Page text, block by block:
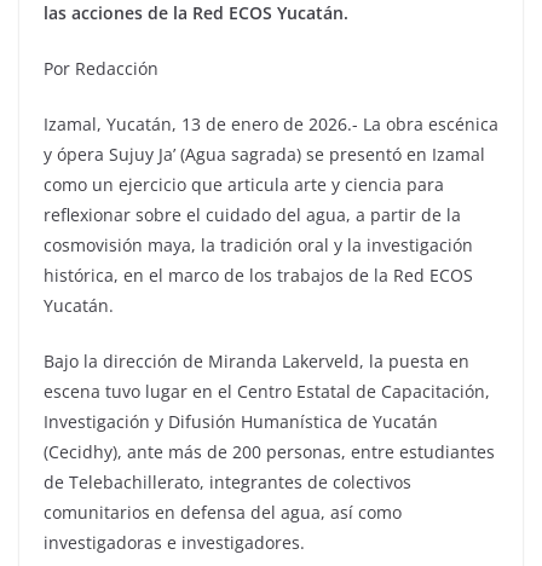
las acciones de la Red ECOS Yucatán.
Por Redacción
Izamal, Yucatán, 13 de enero de 2026.- La obra escénica
y ópera Sujuy Ja’ (Agua sagrada) se presentó en Izamal
como un ejercicio que articula arte y ciencia para
reflexionar sobre el cuidado del agua, a partir de la
cosmovisión maya, la tradición oral y la investigación
histórica, en el marco de los trabajos de la Red ECOS
Yucatán.
Bajo la dirección de Miranda Lakerveld, la puesta en
escena tuvo lugar en el Centro Estatal de Capacitación,
Investigación y Difusión Humanística de Yucatán
(Cecidhy), ante más de 200 personas, entre estudiantes
de Telebachillerato, integrantes de colectivos
comunitarios en defensa del agua, así como
investigadoras e investigadores.